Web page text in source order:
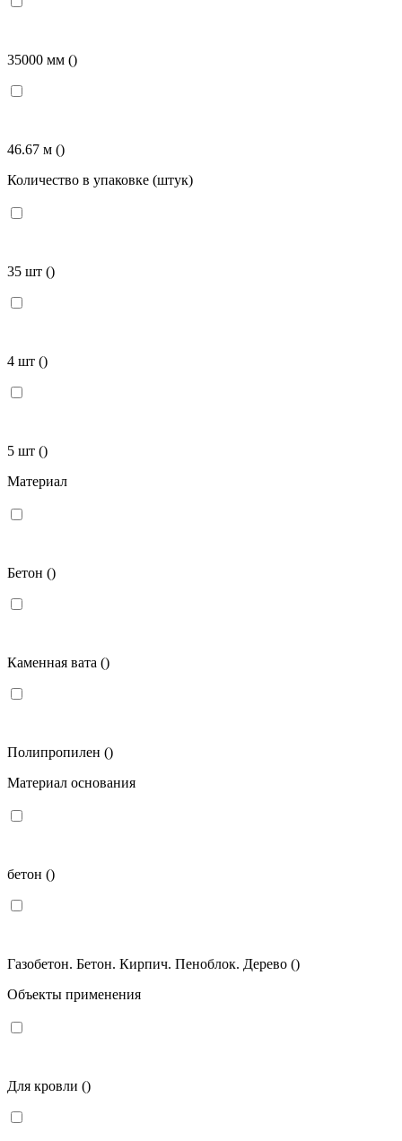
35000 мм ()
46.67 м ()
Количество в упаковке (штук)
35 шт ()
4 шт ()
5 шт ()
Материал
Бетон ()
Каменная вата ()
Полипропилен ()
Материал основания
бетон ()
Газобетон. Бетон. Кирпич. Пеноблок. Дерево ()
Объекты применения
Для кровли ()